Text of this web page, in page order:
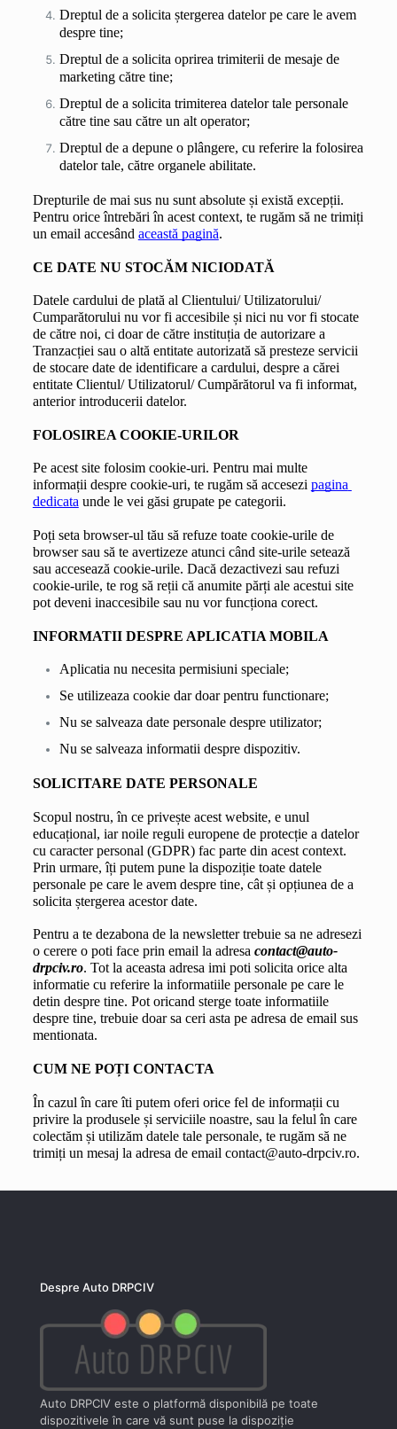
Dreptul de a solicita ștergerea datelor pe care le avem
despre tine;
Dreptul de a solicita oprirea trimiterii de mesaje de
marketing către tine;
Dreptul de a solicita trimiterea datelor tale personale
către tine sau către un alt operator;
Dreptul de a depune o plângere, cu referire la folosirea
datelor tale, către organele abilitate.
Drepturile de mai sus nu sunt absolute și există excepții.
Pentru orice întrebări în acest context, te rugăm să ne trimiți
un email accesând această pagină.
CE DATE NU STOCĂM NICIODATĂ
Datele cardului de plată al Clientului/ Utilizatorului/
Cumparătorului nu vor fi accesibile și nici nu vor fi stocate
de către noi, ci doar de către instituția de autorizare a
Tranzacției sau o altă entitate autorizată să presteze servicii
de stocare date de identificare a cardului, despre a cărei
entitate Clientul/ Utilizatorul/ Cumpărătorul va fi informat,
anterior introducerii datelor.
FOLOSIREA COOKIE-URILOR
Pe acest site folosim cookie-uri. Pentru mai multe
informații despre cookie-uri, te rugăm să accesezi pagina
dedicata unde le vei găsi grupate pe categorii.
Poți seta browser-ul tău să refuze toate cookie-urile de
browser sau să te avertizeze atunci când site-urile setează
sau accesează cookie-urile. Dacă dezactivezi sau refuzi
cookie-urile, te rog să reții că anumite părți ale acestui site
pot deveni inaccesibile sau nu vor funcționa corect.
INFORMATII DESPRE APLICATIA MOBILA
Aplicatia nu necesita permisiuni speciale;
Se utilizeaza cookie dar doar pentru functionare;
Nu se salveaza date personale despre utilizator;
Nu se salveaza informatii despre dispozitiv.
SOLICITARE DATE PERSONALE
Scopul nostru, în ce privește acest website, e unul
educațional, iar noile reguli europene de protecție a datelor
cu caracter personal (GDPR) fac parte din acest context.
Prin urmare, îți putem pune la dispoziție toate datele
personale pe care le avem despre tine, cât și opțiunea de a
solicita ștergerea acestor date.
Pentru a te dezabona de la newsletter trebuie sa ne adresezi
o cerere o poti face prin email la adresa contact@auto-
drpciv.ro. Tot la aceasta adresa imi poti solicita orice alta
informatie cu referire la informatiile personale pe care le
detin despre tine. Pot oricand sterge toate informatiile
despre tine, trebuie doar sa ceri asta pe adresa de email sus
mentionata.
CUM NE POȚI CONTACTA
În cazul în care îti putem oferi orice fel de informații cu
privire la produsele și serviciile noastre, sau la felul în care
colectăm și utilizăm datele tale personale, te rugăm să ne
trimiți un mesaj la adresa de email contact@auto-drpciv.ro.
Despre Auto DRPCIV
Auto DRPCIV este o platformă disponibilă pe toate
dispozitivele în care vă sunt puse la dispoziţie